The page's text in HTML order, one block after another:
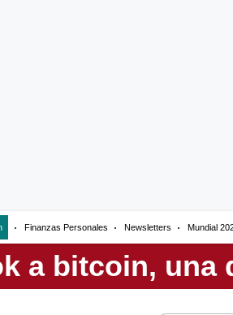
Finanzas Personales Newsletters Mundial